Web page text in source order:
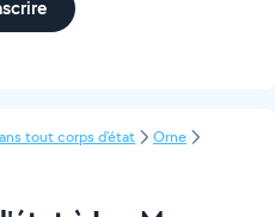
tout corps d'état
Orne